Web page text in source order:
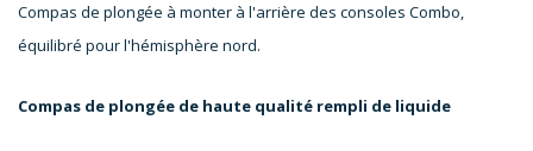
Compas de plongée à monter à l'arrière des consoles Combo,
équilibré pour l'hémisphère nord.
Compas de plongée de haute qualité rempli de liquide